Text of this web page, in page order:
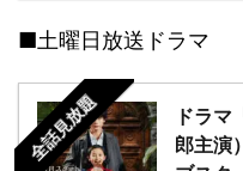
■土曜日放送ドラマ
全話見放題
ドラマ
郎主演